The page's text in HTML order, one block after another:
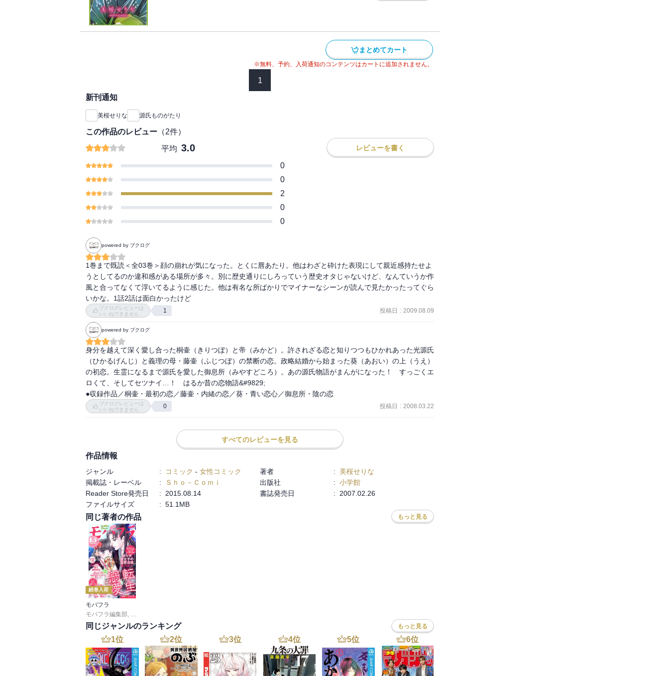
された想い／宇治十帖
まとめてカート
※無料、予約、入荷通知のコンテンツはカートに追加されません。
1
新刊通知
美桜せりな 源氏ものがたり
この作品のレビュー （2件）
平均 3.0 レビューを書く
0
0
2
0
0
powered by ブクログ
1巻まで既読＜全03巻＞顔の崩れが気になった。とくに唇あたり。他はわざと砕けた表現にして親近感持たせよ
うとしてるのか違和感がある場所が多々。別に歴史通りにしろっていう歴史オタじゃないけど、なんていうか作
風と合ってなくて浮いてるように感じた。他は有名な所ばかりでマイナーなシーンが読んで見たかったってぐら
いかな。1話2話は面白かったけど
ブクログレビューは
いいねできません
1 投稿日 : 2009.08.09
powered by ブクログ
身分を越えて深く愛し合った桐壷（きりつぼ）と帝（みかど）。許されざる恋と知りつつもひかれあった光源氏
（ひかるげんじ）と義理の母・藤壷（ふじつぼ）の禁断の恋。政略結婚から始まった葵（あおい）の上（うえ）
の初恋。生霊になるまで源氏を愛した御息所（みやすどころ）。あの源氏物語がまんがになった！　すっごくエ
ロくて、そしてセツナイ…！　はるか昔の恋物語&#9829;
●収録作品／桐壷・最初の恋／藤壷・内緒の恋／葵・青い恋心／御息所・陰の恋
ブクログレビューは
いいねできません
0 投稿日 : 2008.03.22
すべてのレビューを見る
作品情報
ジャンル : コミック - 女性コミック 著者 :
美桜せりな
掲載誌・レーベル
: Ｓｈｏ－Ｃｏｍｉ 出版社 : 小学館
Reader Store発売日
: 2015.08.14 書誌発売日 : 2007.02.26
ファイルサイズ
: 51.1MB
同じ著者の作品 もっと見る
続巻入荷
モバフラ
モバフラ編集部
同じジャンルのランキング もっと見る
1位 2位 3位 4位 5位 6位